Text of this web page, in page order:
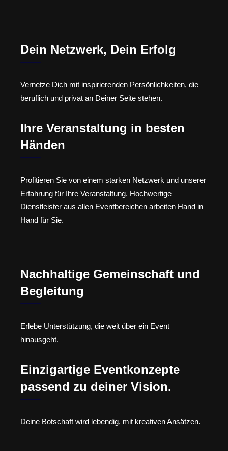
Dein Netzwerk, Dein Erfolg
Vernetze Dich mit inspirierenden Persönlichkeiten, die
beruflich und privat an Deiner Seite stehen.
Ihre Veranstaltung in besten
Händen
Profitieren Sie von einem starken Netzwerk und unserer
Erfahrung für Ihre Veranstaltung. Hochwertige
Dienstleister aus allen Eventbereichen arbeiten Hand in
Hand für Sie.
Nachhaltige Gemeinschaft und
Begleitung
Erlebe Unterstützung, die weit über ein Event
hinausgeht.
Einzigartige Eventkonzepte
passend zu deiner Vision.
Deine Botschaft wird lebendig, mit kreativen Ansätzen.